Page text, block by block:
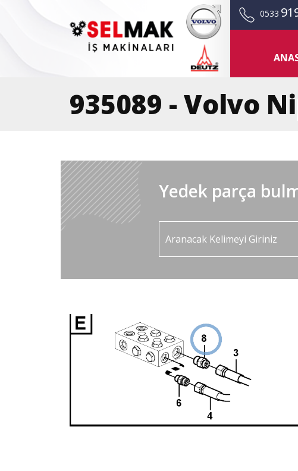
0533
935089 - Volvo
Yedek parça